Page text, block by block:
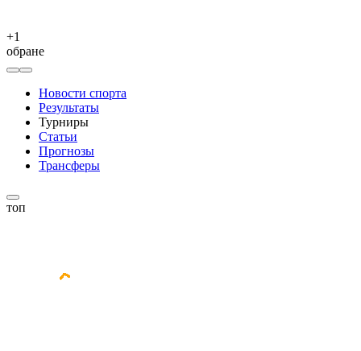
+1
обране
Новости спорта
Результаты
Турниры
Статьи
Прогнозы
Трансферы
топ